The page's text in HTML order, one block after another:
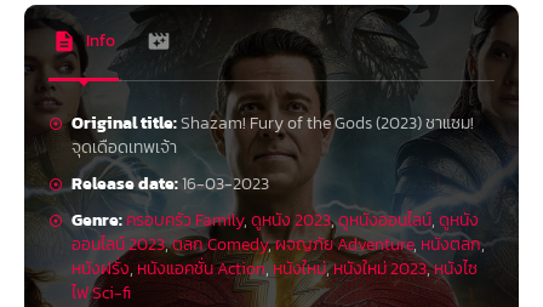
Info
Original title:Shazam! Fury of the Gods (2023) ชาแซม!
จุดเดือดเทพเจ้า
Release date:16-03-2023
Genre:ครอบครัว Family,ดูหนัง 2023,ดูหนังออนไลน์,ดูหนัง
ออนไลน์ 2023,ตลก Comedy,ผจญภัย Adventure, หนังตลก,
หนังฝรั่ง, หนังแอคชั่น Action,หนังใหม่,หนังใหม่ 2023,หนังไซ
ไฟ Sci-fi